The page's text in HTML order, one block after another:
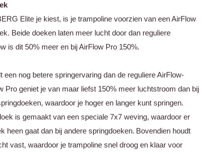
Elite je kiest, is je trampoline voorzien van een AirFlow
Beide doeken laten meer lucht door dan reguliere
is dit 50% meer en bij AirFlow Pro 150%.
een nog betere springervaring dan de reguliere AirFlow-
Pro geniet je van maar liefst 150% meer luchtstroom dan bij
waardoor je hoger en langer kunt springen.
is gemaakt van een speciale 7x7 weving, waardoor er
heen gaat dan bij andere springdoeken. Bovendien houdt
vast, waardoor je trampoline snel droog en klaar voor